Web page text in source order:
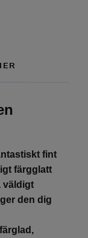
fint
färgglatt
väldigt
den dig